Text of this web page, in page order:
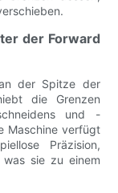
der Forward
der Spitze der
die Grenzen
und -
Maschine verfügt
Präzision,
sie zu einem